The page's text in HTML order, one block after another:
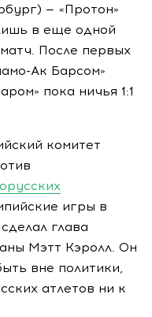
) — «Протон»
в еще одной
После первых
Ак Барсом»
пока ничья 1:1
комитет
игры в
глава
Мэтт Кэролл. Он
вне политики,
атлетов ни к